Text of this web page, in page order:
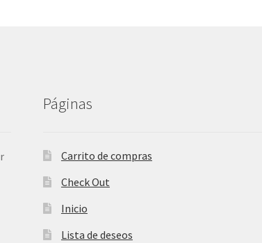
Páginas
Carrito de compras
Check Out
Inicio
Lista de deseos